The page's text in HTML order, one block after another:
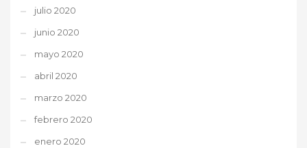
julio 2020
junio 2020
mayo 2020
abril 2020
marzo 2020
febrero 2020
enero 2020